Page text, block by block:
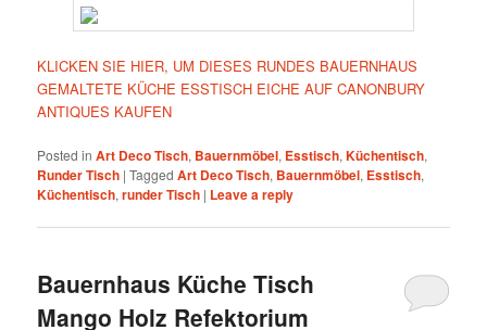
KLICKEN SIE HIER, UM DIESES RUNDES BAUERNHAUS
GEMALTETE KÜCHE ESSTISCH EICHE AUF CANONBURY
ANTIQUES KAUFEN
Posted in Art Deco Tisch, Bauernmöbel, Esstisch,Küchentisch,
Runder Tisch |Tagged Art Deco Tisch, Bauernmöbel, Esstisch,
Küchentisch,runder Tisch | Leave a reply
Bauernhaus Küche Tisch
Mango Holz Refektorium